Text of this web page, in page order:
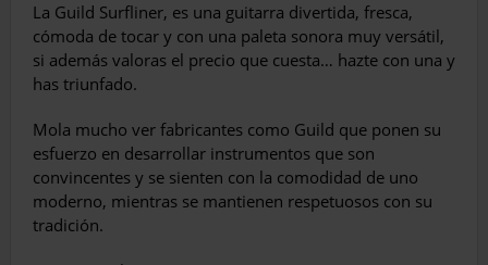
La Guild Surfliner, es una guitarra divertida, fresca,
cómoda de tocar y con una paleta sonora muy versátil,
si además valoras el precio que cuesta… hazte con una y
has triunfado.
Mola mucho ver fabricantes como Guild que ponen su
esfuerzo en desarrollar instrumentos que son
convincentes y se sienten con la comodidad de uno
moderno, mientras se mantienen respetuosos con su
tradición.